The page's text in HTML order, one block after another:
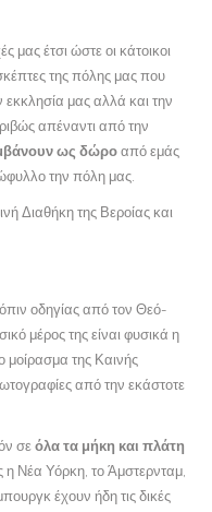
μας έτσι ώστε οι κάτοικοι
της πόλης μας που
εκκλησία μας αλλά και την
απέναντι από την
ως δώροαπό εμάς
την πόλη μας.
Διαθήκη της Βεροίας και
οδηγίας από τον Θεό-
μέρος της είναι φυσικά η
της Καινής
από την εκάστοτε
σεόλα τα μήκη και πλάτη
η Νέα Υόρκη, το Άμστερνταμ,
έχουν ήδη τις δικές